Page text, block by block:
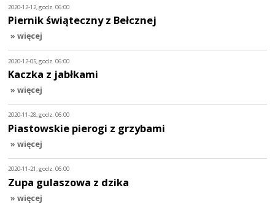
2020-12-12, godz. 06:00
Piernik świąteczny z Bełcznej
» więcej
2020-12-05, godz. 06:00
Kaczka z jabłkami
» więcej
2020-11-28, godz. 06:00
Piastowskie pierogi z grzybami
» więcej
2020-11-21, godz. 06:00
Zupa gulaszowa z dzika
» więcej